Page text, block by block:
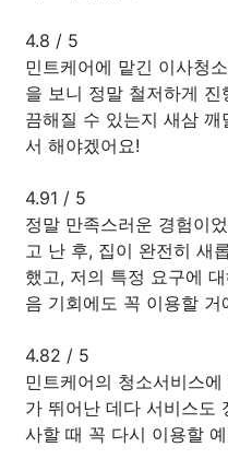
4.8 / 5
민트케어에 맡긴 이사청
을 보니 정말 철저하게
끔해질 수 있는지 새삼
서 해야겠어요!
4.91 / 5
정말 만족스러운 경험이
고 난 후, 집이 완전히 새
했고, 저의 특정 요구에
음 기회에도 꼭 이용할 거
4.82 / 5
민트케어의 청소서비스
가 뛰어난 데다 서비스도
사할 때 꼭 다시 이용할